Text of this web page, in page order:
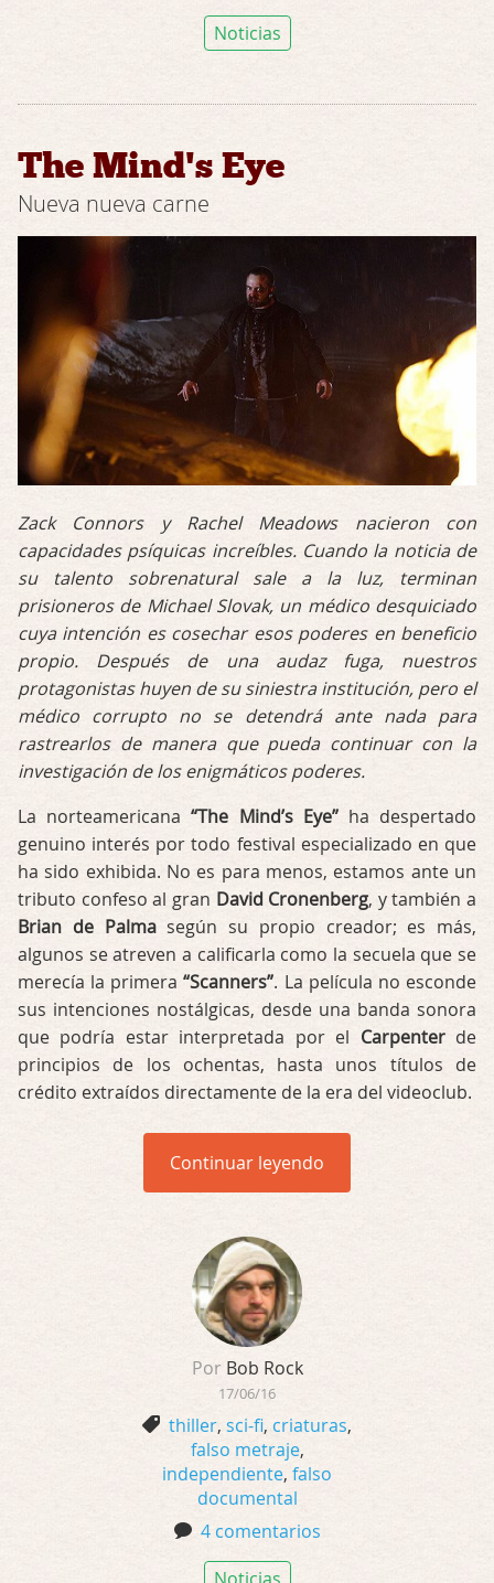
Noticias
The Mind's Eye
Nueva nueva carne
Zack Connors y Rachel Meadows nacieron con
capacidades psíquicas increíbles. Cuando la noticia de
su talento sobrenatural sale a la luz, terminan
prisioneros de Michael Slovak, un médico desquiciado
cuya intención es cosechar esos poderes en beneficio
propio. Después de una audaz fuga, nuestros
protagonistas huyen de su siniestra institución, pero el
médico corrupto no se detendrá ante nada para
rastrearlos de manera que pueda continuar con la
investigación de los enigmáticos poderes.
La norteamericana“The Mind’s Eye”ha despertado
genuino interés por todo festival especializado en que
ha sido exhibida. No es para menos, estamos ante un
tributo confeso al gran David Cronenberg, y también a
Brian de Palmasegún su propio creador; es más,
algunos se atreven a calificarla como la secuela que se
merecía la primera“Scanners”. La película no esconde
sus intenciones nostálgicas, desde una banda sonora
que podría estar interpretada por el Carpenterde
principios de los ochentas, hasta unos títulos de
crédito extraídos directamente de la era del videoclub.
Continuar leyendo
PorBob Rock
17/06/16
thiller, sci-fi, criaturas,
falso metraje,
independiente, falso
documental
4 comentarios